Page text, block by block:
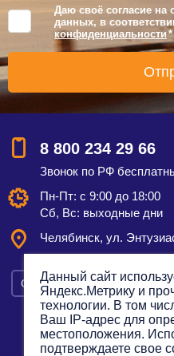
Даю своё согласие на
данных, в
конфиденциальности *
8 800 234 29 66
Звонок по РФ
Пн-Пт: с 9:00 до 18:00
Сб, Вс: выходные дни
Челябинск, ул.
Смотреть на карте
Данный сайт
Яндекс.Метрику и
технологии. В том
Ваш IP-адрес для
местоположения.
подтверждаете свое